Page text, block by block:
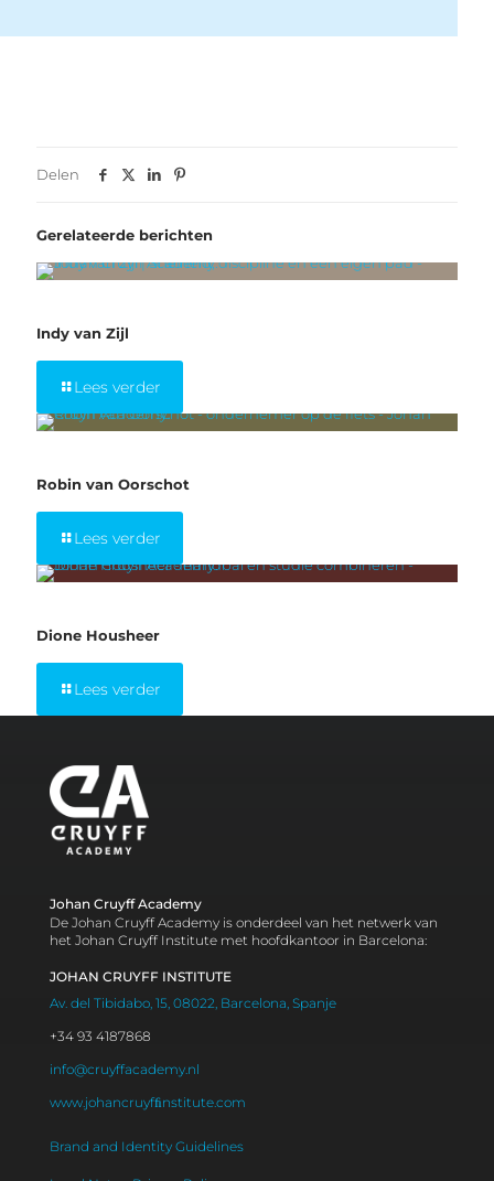
Delen
Gerelateerde berichten
Indy van Zijl
Lees verder
Robin van Oorschot
Lees verder
Dione Housheer
Lees verder
Johan Cruyff Academy
De Johan Cruyff Academy is onderdeel van het netwerk van
het Johan Cruyff Institute met hoofdkantoor in Barcelona:
JOHAN CRUYFF INSTITUTE
Av. del Tibidabo, 15, 08022, Barcelona, Spanje
+34 93 4187868
info@cruyffacademy.nl
www.johancruyfﬁnstitute.com
Brand and Identity Guidelines